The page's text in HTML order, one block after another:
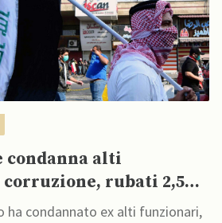
alti
rubati 2,5
ha condannato ex alti funzionari,